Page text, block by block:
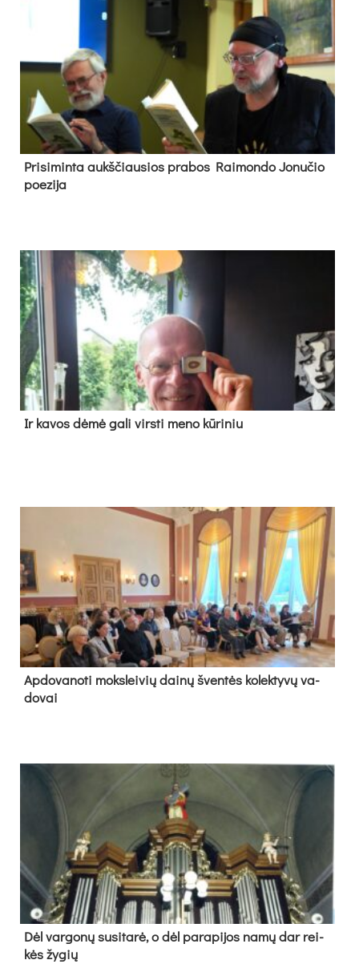
Pri­si­min­ta aukš­čiau­sios pra­bos Rai­mon­do Jo­nu­čio
poe­zi­ja
Ir ka­vos dė­mė ga­li virs­ti me­no kū­ri­niu
Ap­do­va­no­ti moks­lei­vių dai­nų šven­tės ko­lek­ty­vų va­
do­vai
Dėl var­go­nų su­si­ta­rė, o dėl pa­ra­pi­jos na­mų dar rei­
kės žy­gių